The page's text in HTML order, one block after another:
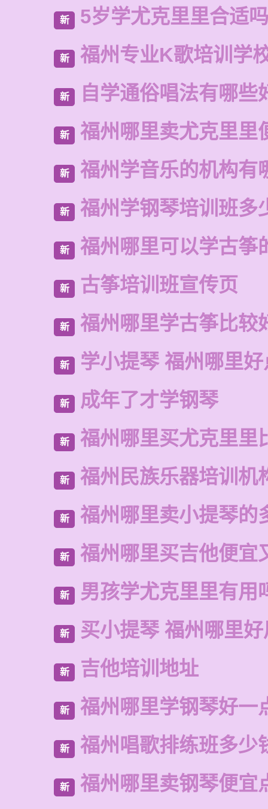
新 5岁学尤克里里合适吗
新 福州专业K歌培训学
新 自学通俗唱法有哪些
新 福州哪里卖尤克里里
新 福州学音乐的机构有
新 福州学钢琴培训班多
新 福州哪里可以学古筝
新 古筝培训班宣传页
新 福州哪里学古筝比较
新 学小提琴 福州哪里
新 成年了才学钢琴
新 福州哪里买尤克里里
新 福州民族乐器培训机
新 福州哪里卖小提琴的
新 福州哪里买吉他便宜
新 男孩学尤克里里有用
新 买小提琴 福州哪里好
新 吉他培训地址
新 福州哪里学钢琴好一
新 福州唱歌排练班多少
新 福州哪里卖钢琴便宜